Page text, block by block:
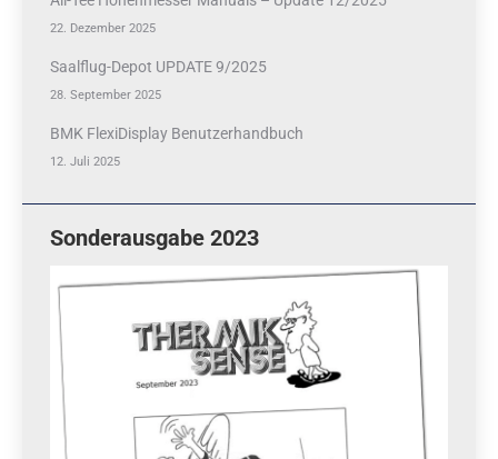
22. Dezember 2025
Saalflug-Depot UPDATE 9/2025
28. September 2025
BMK FlexiDisplay Benutzerhandbuch
12. Juli 2025
Sonderausgabe 2023